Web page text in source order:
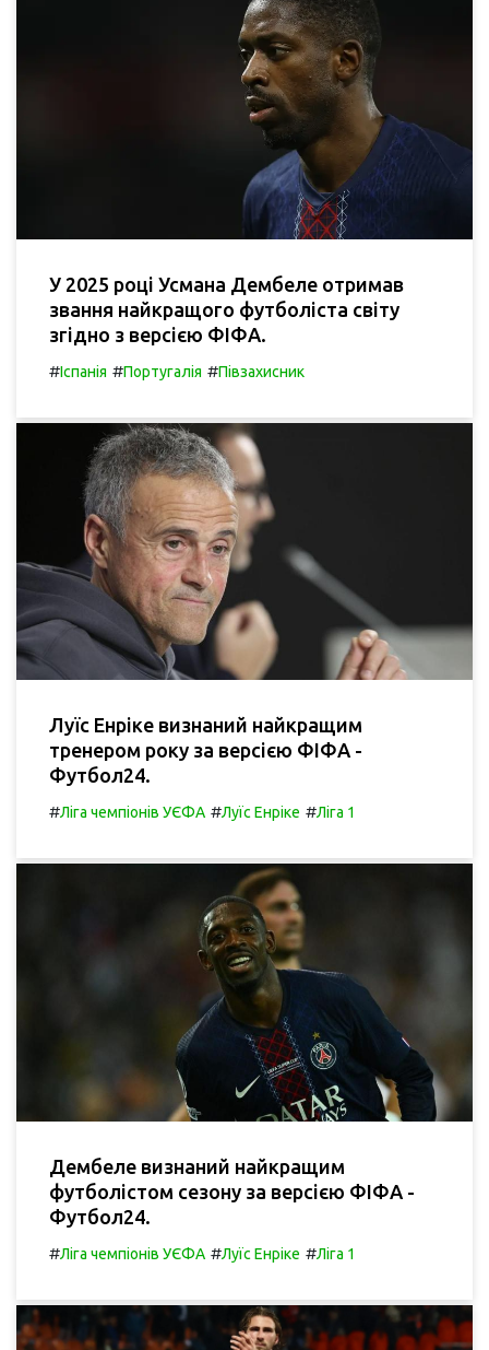
У 2025 році Усмана Дембеле отримав
звання найкращого футболіста світу
згідно з версією ФІФА.
#Іспанія #Португалія #Півзахисник
Луїс Енріке визнаний найкращим
тренером року за версією ФІФА -
Футбол24.
#Ліга чемпіонів УЄФА #Луїс Енріке #Ліга 1
Дембеле визнаний найкращим
футболістом сезону за версією ФІФА -
Футбол24.
#Ліга чемпіонів УЄФА #Луїс Енріке #Ліга 1